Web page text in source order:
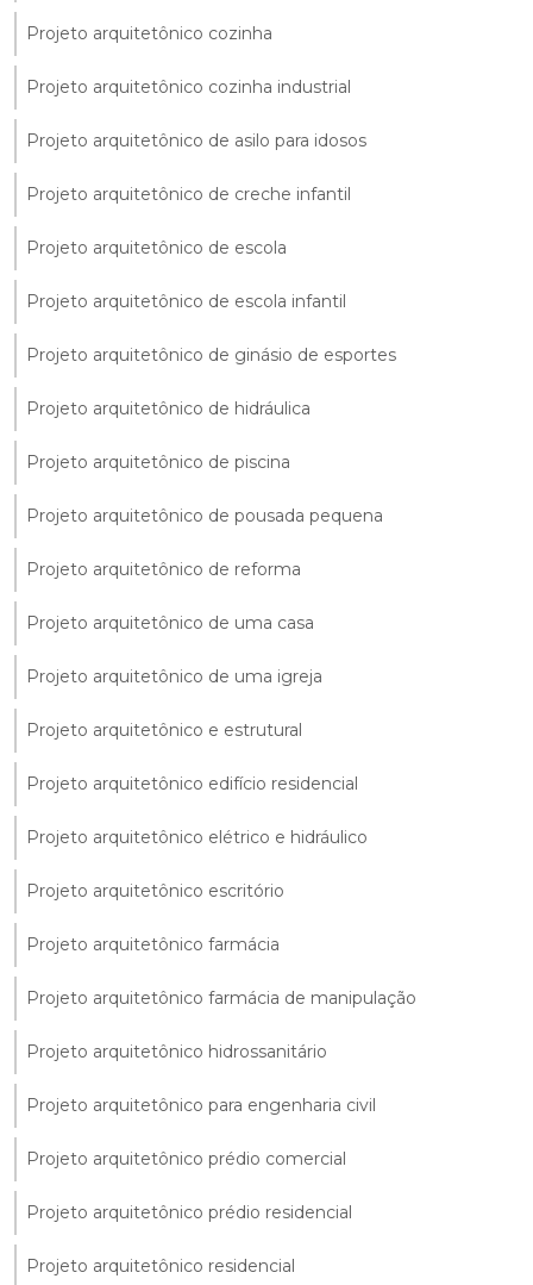
Projeto arquitetônico cozinha
Projeto arquitetônico cozinha industrial
Projeto arquitetônico de asilo para idosos
Projeto arquitetônico de creche infantil
Projeto arquitetônico de escola
Projeto arquitetônico de escola infantil
Projeto arquitetônico de ginásio de esportes
Projeto arquitetônico de hidráulica
Projeto arquitetônico de piscina
Projeto arquitetônico de pousada pequena
Projeto arquitetônico de reforma
Projeto arquitetônico de uma casa
Projeto arquitetônico de uma igreja
Projeto arquitetônico e estrutural
Projeto arquitetônico edifício residencial
Projeto arquitetônico elétrico e hidráulico
Projeto arquitetônico escritório
Projeto arquitetônico farmácia
Projeto arquitetônico farmácia de manipulação
Projeto arquitetônico hidrossanitário
Projeto arquitetônico para engenharia civil
Projeto arquitetônico prédio comercial
Projeto arquitetônico prédio residencial
Projeto arquitetônico residencial